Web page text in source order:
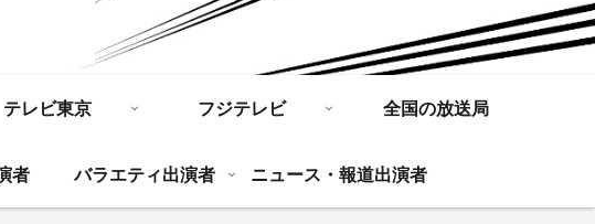
テレビ東京 フジテレビ 全国の放送局
者 バラエティ出演者 ニュース・報道出演者